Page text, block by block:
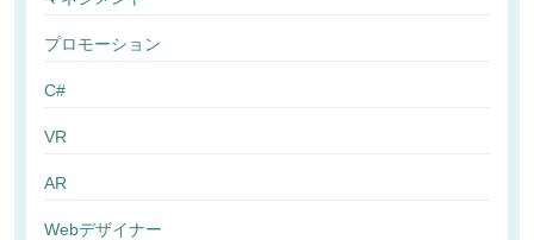
プロモーション
C#
VR
AR
Webデザイナー